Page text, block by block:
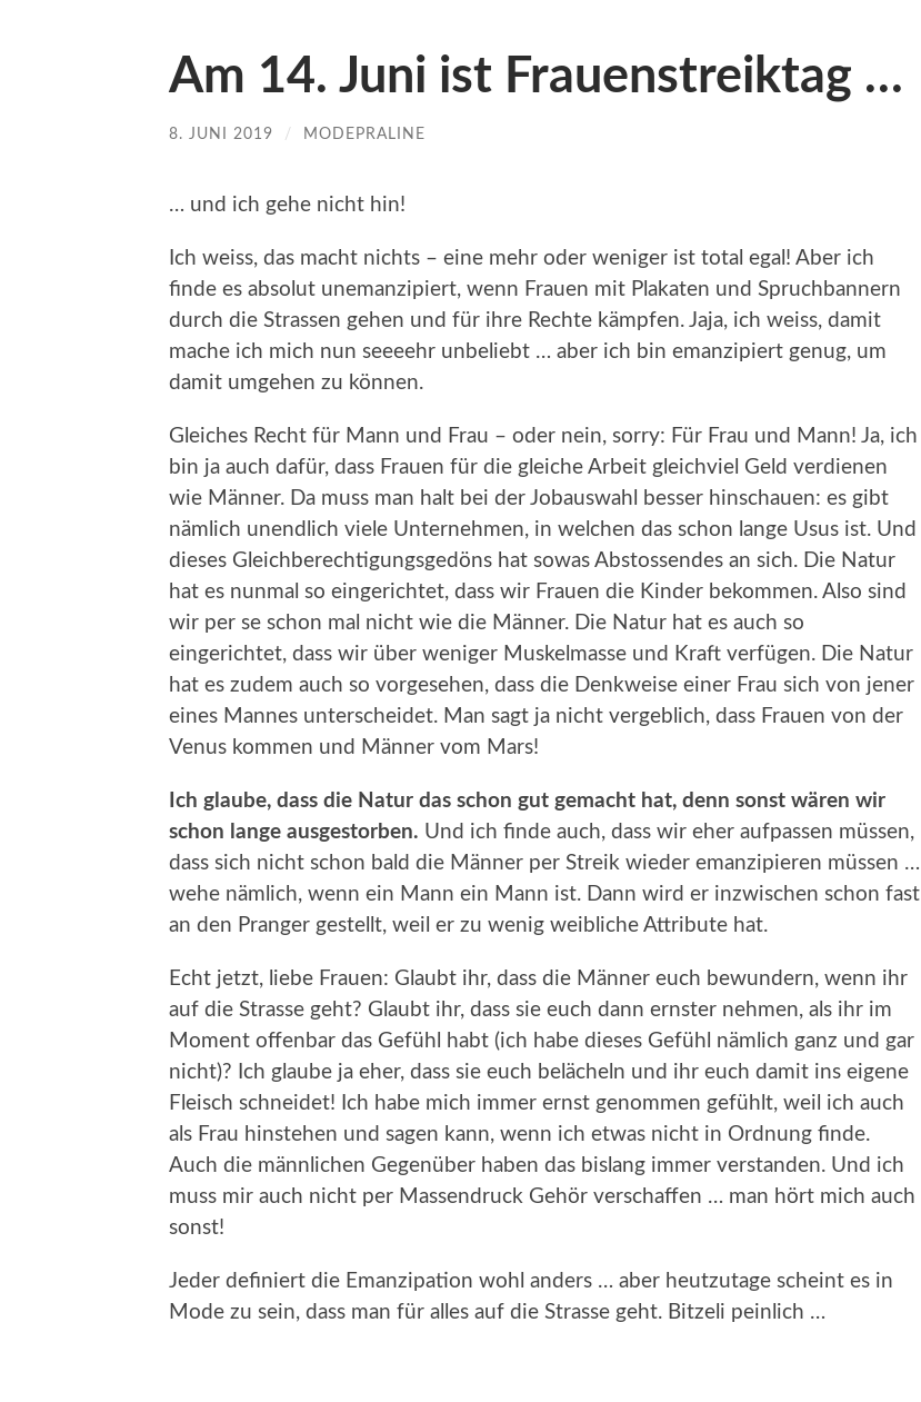
Am 14. Juni ist Frauenstreiktag …
8. JUNI 2019 / MODEPRALINE
… und ich gehe nicht hin!
Ich weiss, das macht nichts – eine mehr oder weniger ist total egal! Aber ich
finde es absolut unemanzipiert, wenn Frauen mit Plakaten und Spruchbannern
durch die Strassen gehen und für ihre Rechte kämpfen. Jaja, ich weiss, damit
mache ich mich nun seeeehr unbeliebt … aber ich bin emanzipiert genug, um
damit umgehen zu können.
Gleiches Recht für Mann und Frau – oder nein, sorry: Für Frau und Mann! Ja, ich
bin ja auch dafür, dass Frauen für die gleiche Arbeit gleichviel Geld verdienen
wie Männer. Da muss man halt bei der Jobauswahl besser hinschauen: es gibt
nämlich unendlich viele Unternehmen, in welchen das schon lange Usus ist. Und
dieses Gleichberechtigungsgedöns hat sowas Abstossendes an sich. Die Natur
hat es nunmal so eingerichtet, dass wir Frauen die Kinder bekommen. Also sind
wir per se schon mal nicht wie die Männer. Die Natur hat es auch so
eingerichtet, dass wir über weniger Muskelmasse und Kraft verfügen. Die Natur
hat es zudem auch so vorgesehen, dass die Denkweise einer Frau sich von jener
eines Mannes unterscheidet. Man sagt ja nicht vergeblich, dass Frauen von der
Venus kommen und Männer vom Mars!
Ich glaube, dass die Natur das schon gut gemacht hat, denn sonst wären wir
schon lange ausgestorben. Und ich finde auch, dass wir eher aufpassen müssen,
dass sich nicht schon bald die Männer per Streik wieder emanzipieren müssen …
wehe nämlich, wenn ein Mann ein Mann ist. Dann wird er inzwischen schon fast
an den Pranger gestellt, weil er zu wenig weibliche Attribute hat.
Echt jetzt, liebe Frauen: Glaubt ihr, dass die Männer euch bewundern, wenn ihr
auf die Strasse geht? Glaubt ihr, dass sie euch dann ernster nehmen, als ihr im
Moment offenbar das Gefühl habt (ich habe dieses Gefühl nämlich ganz und gar
nicht)? Ich glaube ja eher, dass sie euch belächeln und ihr euch damit ins eigene
Fleisch schneidet! Ich habe mich immer ernst genommen gefühlt, weil ich auch
als Frau hinstehen und sagen kann, wenn ich etwas nicht in Ordnung finde.
Auch die männlichen Gegenüber haben das bislang immer verstanden. Und ich
muss mir auch nicht per Massendruck Gehör verschaffen … man hört mich auch
sonst!
Jeder definiert die Emanzipation wohl anders … aber heutzutage scheint es in
Mode zu sein, dass man für alles auf die Strasse geht. Bitzeli peinlich …